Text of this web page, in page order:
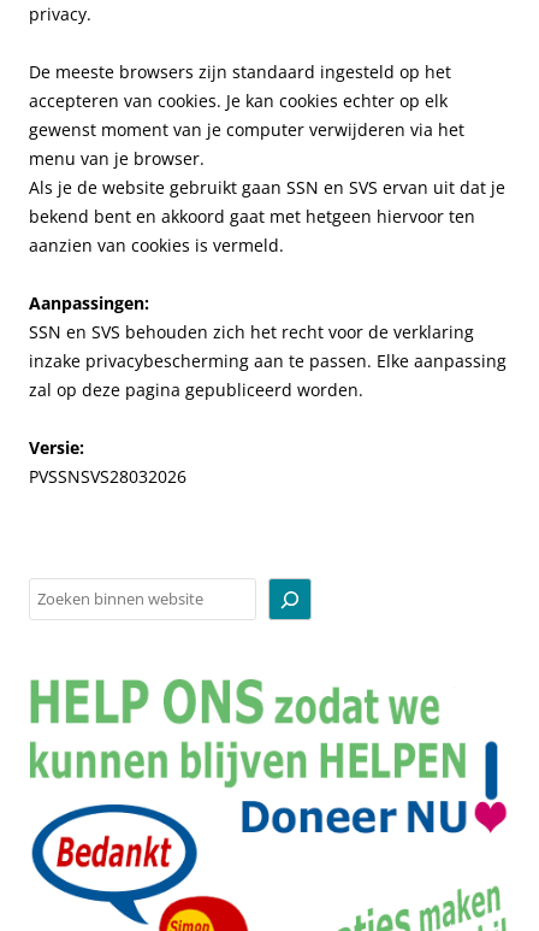
privacy.
De meeste browsers zijn standaard ingesteld op het
accepteren van cookies. Je kan cookies echter op elk
gewenst moment van je computer verwijderen via het
menu van je browser.
Als je de website gebruikt gaan SSN en SVS ervan uit dat je
bekend bent en akkoord gaat met hetgeen hiervoor ten
aanzien van cookies is vermeld.
Aanpassingen:
SSN en SVS behouden zich het recht voor de verklaring
inzake privacybescherming aan te passen. Elke aanpassing
zal op deze pagina gepubliceerd worden.
Versie:
PVSSNSVS28032026
Zoeken